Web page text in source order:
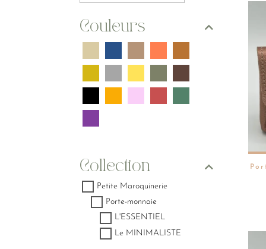
Couleurs
Collection
Petite Maroquinerie
Porte-monnaie
L'ESSENTIEL
Le MINIMALISTE